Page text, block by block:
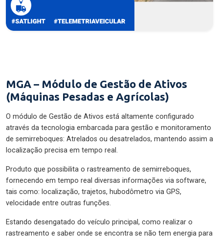
MGA – Módulo de Gestão de Ativos
(Máquinas Pesadas e Agrícolas)
O módulo de Gestão de Ativos está altamente configurado
através da tecnologia embarcada para gestão e monitoramento
de semirreboques: Atrelados ou desatrelados, mantendo assim a
localização precisa em tempo real.
Produto que possibilita o rastreamento de semirreboques,
fornecendo em tempo real diversas informações via software,
tais como: localização, trajetos, hubodômetro via GPS,
velocidade entre outras funções.
Estando desengatado do veículo principal, como realizar o
rastreamento e saber onde se encontra se não tem energia para